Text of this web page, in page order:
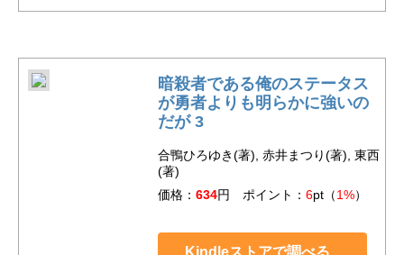
暗殺者である俺のステータス
が勇者よりも明らかに強いの
だが 3
合鴨ひろゆき(著), 赤井まつり(著), 東西
(著)
価格： 634円 ポイント： 6pt（1%）